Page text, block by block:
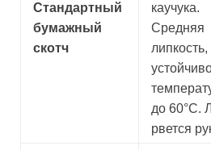
Стандартный
бумажный
скотч
каучука.
Средняя
липкость,
до 60°C.
рвется